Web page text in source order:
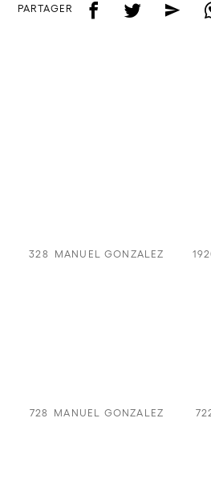
PARTAGER f t e
328 MANUEL GONZALEZ
728 MANUEL GONZALEZ